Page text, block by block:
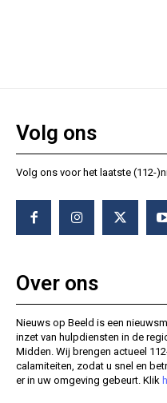
Volg ons
Volg ons voor het laatste (112-
Over ons
Nieuws op Beeld is een
inzet van hulpdiensten in de
Midden. Wij brengen actueel
calamiteiten, zodat u snel en
er in uw omgeving gebeurt. Klik